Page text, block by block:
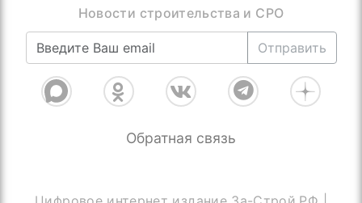
Новости строительства и СРО
Отправить
Обратная связь